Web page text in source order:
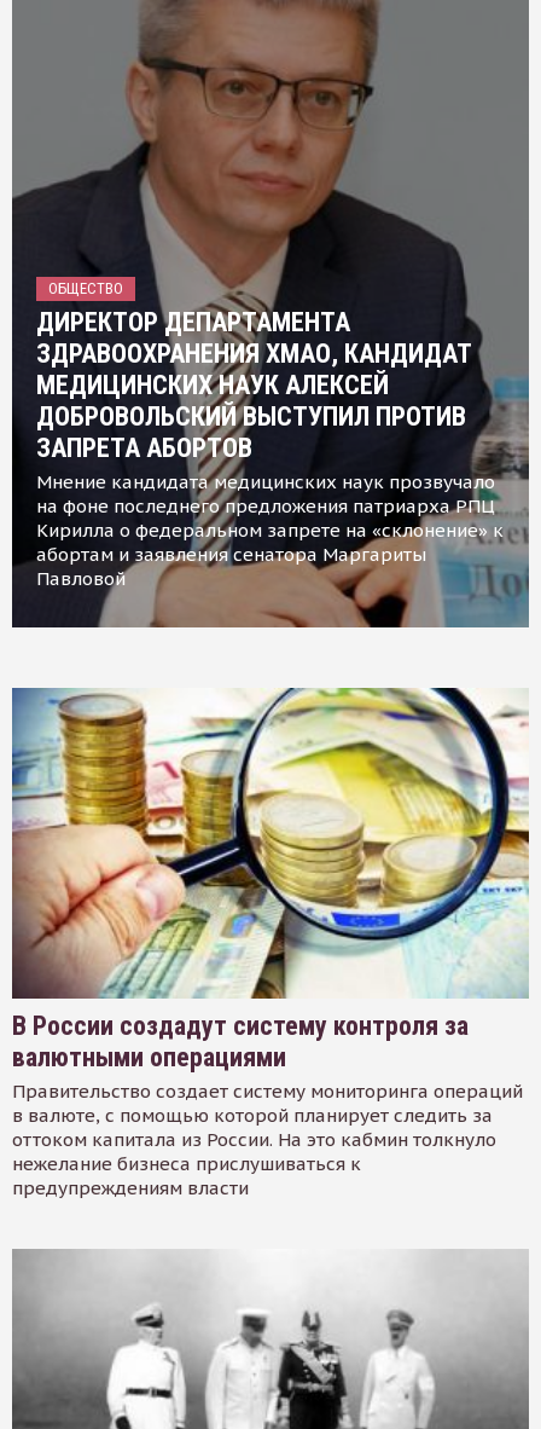
ОБЩЕСТВО
ДИРЕКТОР ДЕПАРТАМЕНТА
ЗДРАВООХРАНЕНИЯ ХМАО, КАНДИДАТ
МЕДИЦИНСКИХ НАУК АЛЕКСЕЙ
ДОБРОВОЛЬСКИЙ ВЫСТУПИЛ ПРОТИВ
ЗАПРЕТА АБОРТОВ
Мнение кандидата медицинских наук прозвучало
на фоне последнего предложения патриарха РПЦ
Кирилла о федеральном запрете на «склонение» к
абортам и заявления сенатора Маргариты
Павловой
В России создадут систему контроля за
валютными операциями
Правительство создает систему мониторинга операций
в валюте, с помощью которой планирует следить за
оттоком капитала из России. На это кабмин толкнуло
нежелание бизнеса прислушиваться к
предупреждениям власти